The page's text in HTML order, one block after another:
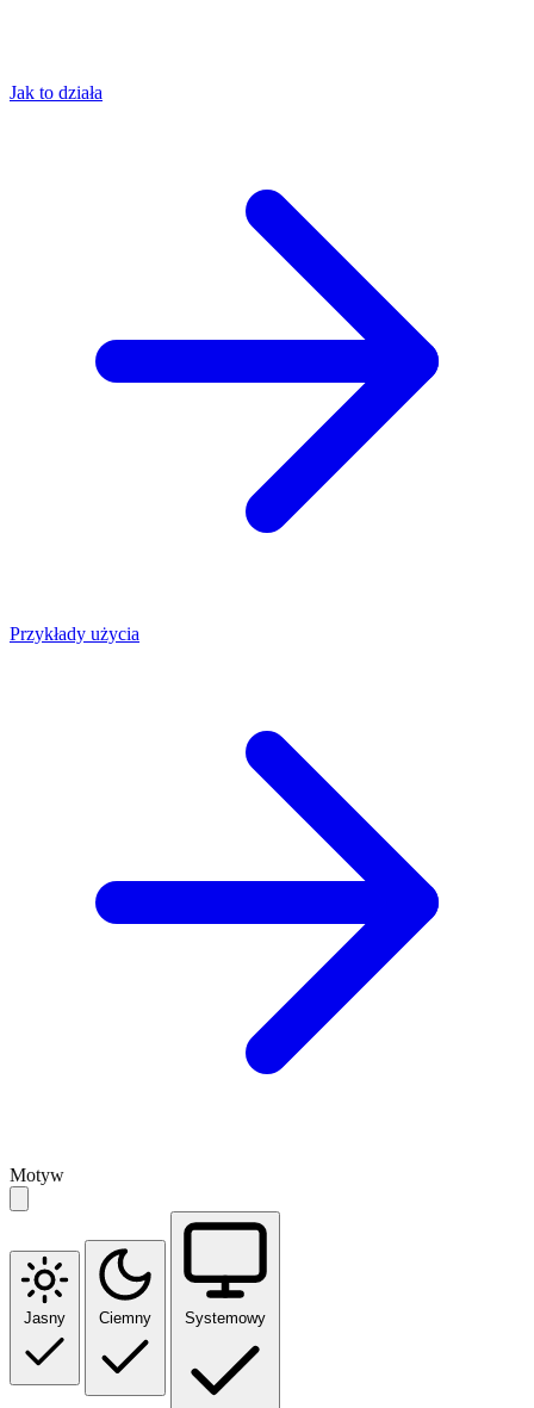
Jak to działa
Przykłady użycia
Motyw
Jasny Ciemny Systemowy